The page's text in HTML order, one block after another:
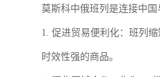
莫斯科中俄班列是连接中国
1. 促进贸易便利化：班列
时效性强的商品。